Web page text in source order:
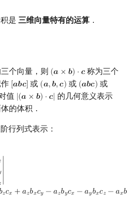
是 三维向量特有的运算 ．
个向量，则 (𝒂 × 𝒃) ⋅ 𝒄
(a× b )⋅c
称为三个
[𝒂𝒃𝒄]
[abc 或 (𝒂,𝒃,𝒄)
(a,b,c) 或 (𝒂𝒃𝒄)
(abc) 或
值 |(𝒂 × 𝒃) ⋅ 𝒄|
|(a×b )⋅c |
的几何意义表示
的体积．
行列式表示：
𝑧𝑐𝑥 +𝑎𝑧𝑏𝑥𝑐𝑦 −𝑎𝑧𝑏𝑦𝑐𝑥 −𝑎𝑦𝑏𝑥𝑐𝑧 −𝑎𝑥𝑏